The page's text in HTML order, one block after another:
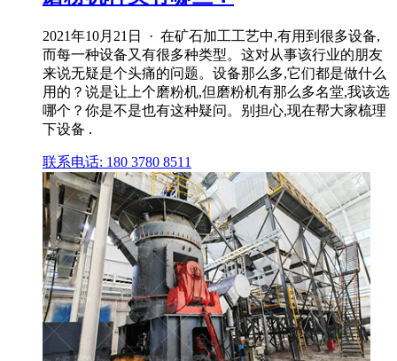
2021年10月21日 · 在矿石加工工艺中,有用到很多设备,
而每一种设备又有很多种类型。这对从事该行业的朋友
来说无疑是个头痛的问题。设备那么多,它们都是做什么
用的？说是让上个磨粉机,但磨粉机有那么多名堂,我该选
哪个？你是不是也有这种疑问。别担心,现在帮大家梳理
下设备 .
联系电话: 180 3780 8511